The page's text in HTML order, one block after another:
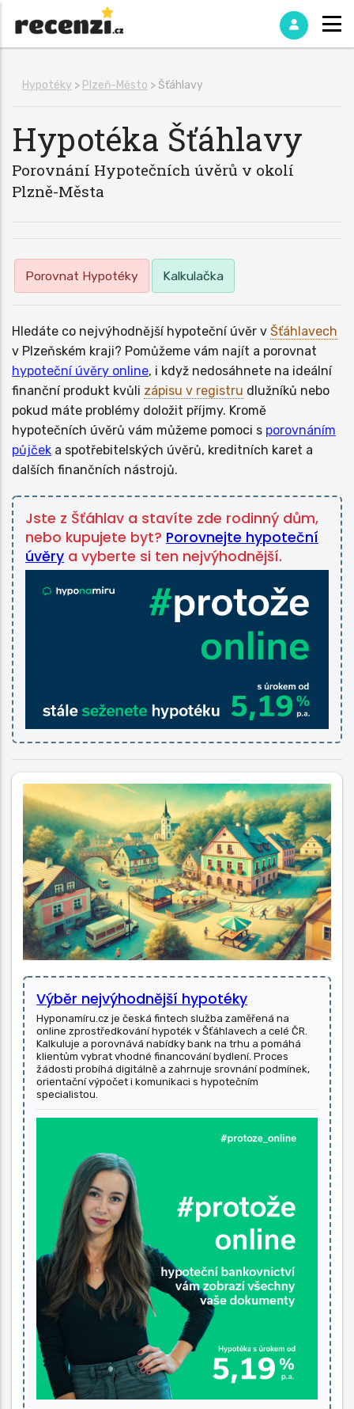
Hypotéky > Plzeň-Město > Šťáhlavy
Hypotéka Šťáhlavy
Porovnání Hypotečních úvěrů v okolí
Plzně-Města
Porovnat Hypotéky Kalkulačka
Hledáte co nejvýhodnější hypoteční úvěr v Šťáhlavech
v Plzeňském kraji? Pomůžeme vám najít a porovnat
hypoteční úvěry online, i když nedosáhnete na ideální
finanční produkt kvůli zápisu v registru dlužníků nebo
pokud máte problémy doložit příjmy. Kromě
hypotečních úvěrů vám můžeme pomoci s porovnáním
půjček a spotřebitelských úvěrů, kreditních karet a
dalších finančních nástrojů.
Jste z Šťáhlav a stavíte zde rodinný dům,
nebo kupujete byt? Porovnejte hypoteční
úvěry a vyberte si ten nejvýhodnější.
Výběr nejvýhodnější hypotéky
Hyponamíru.cz je česká fintech služba zaměřená na
online zprostředkování hypoték v Šťáhlavech a celé ČR.
Kalkuluje a porovnává nabídky bank na trhu a pomáhá
klientům vybrat vhodné financování bydlení. Proces
žádosti probíhá digitálně a zahrnuje srovnání podmínek,
orientační výpočet i komunikaci s hypotečním
specialistou.